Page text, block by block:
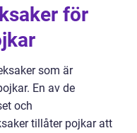
för
som är
En av de
och
tillåter pojkar att